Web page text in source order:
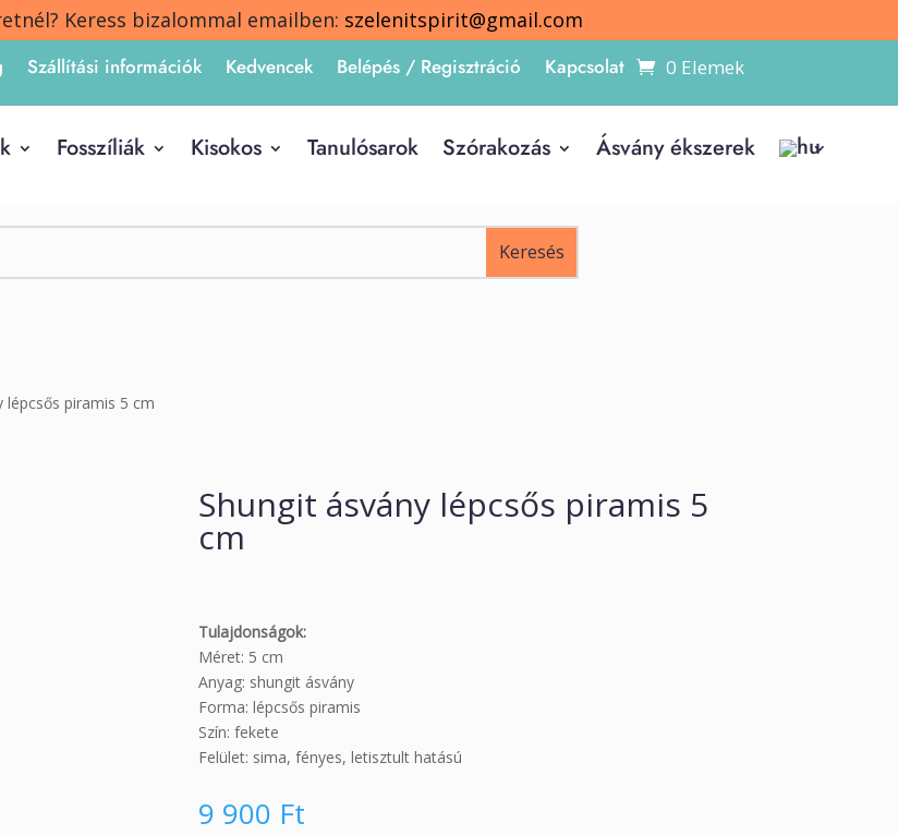
Keress bizalommal emailben: szelenitspirit@gmail.com
Szállítási információk Kedvencek Belépés / Regisztráció Kapcsolat 0 Elemek
Fosszíliák Kisokos Tanulósarok Szórakozás Ásvány ékszerek
lépcsős piramis 5 cm
Shungit ásvány lépcsős piramis 5
cm
Tulajdonságok:
Méret: 5 cm
Anyag: shungit ásvány
Forma: lépcsős piramis
Szín: fekete
Felület: sima, fényes, letisztult hatású
9 900 Ft